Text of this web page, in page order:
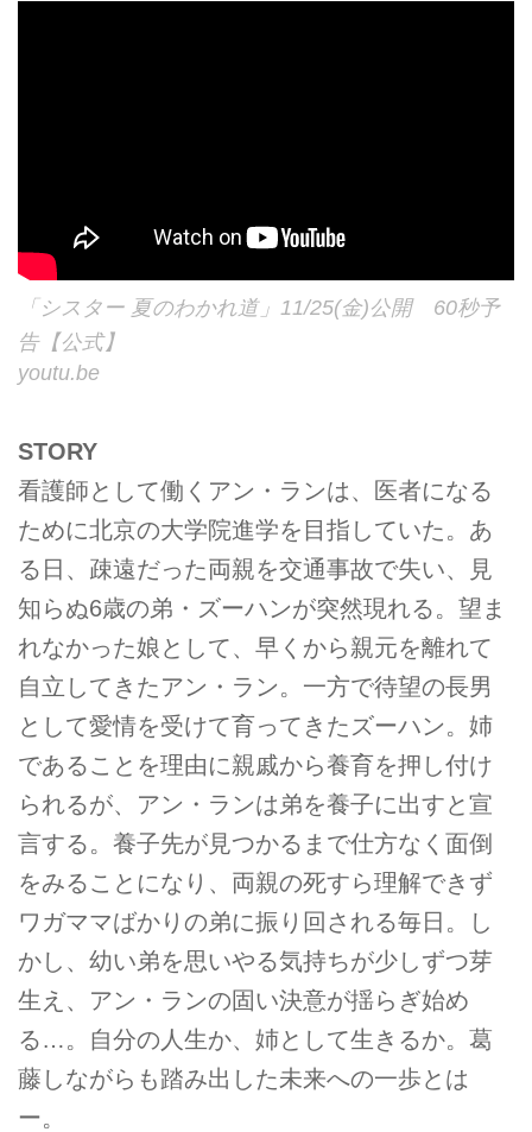
「シスター 夏のわかれ道」11/25(金)公開 60秒予
告【公式】
youtu.be
STORY
看護師として働くアン・ランは、医者になる
ために北京の大学院進学を目指していた。あ
る日、疎遠だった両親を交通事故で失い、見
知らぬ6歳の弟・ズーハンが突然現れる。望ま
れなかった娘として、早くから親元を離れて
自立してきたアン・ラン。一方で待望の長男
として愛情を受けて育ってきたズーハン。姉
であることを理由に親戚から養育を押し付け
られるが、アン・ランは弟を養子に出すと宣
言する。養子先が見つかるまで仕方なく面倒
をみることになり、両親の死すら理解できず
ワガママばかりの弟に振り回される毎日。し
かし、幼い弟を思いやる気持ちが少しずつ芽
生え、アン・ランの固い決意が揺らぎ始め
る…。自分の人生か、姉として生きるか。葛
藤しながらも踏み出した未来への一歩とは
ー。